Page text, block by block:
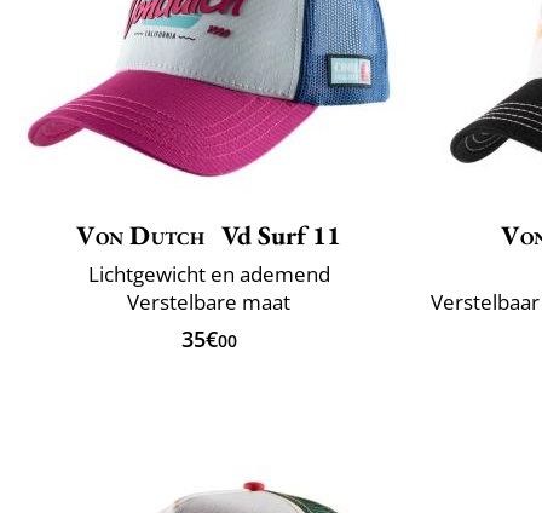
Von Dutch Vd Surf 11
Lichtgewicht en ademend
Verstelbare maat
35€00